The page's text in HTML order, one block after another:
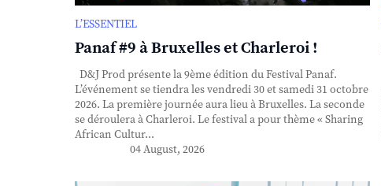
L’ESSENTIEL
Panaf #9 à Bruxelles et Charleroi !
D&J Prod présente la 9ème édition du Festival Panaf.
L’événement se tiendra les vendredi 30 et samedi 31 octobre
2026. La première journée aura lieu à Bruxelles. La seconde
se déroulera à Charleroi. Le festival a pour thème « Sharing
African Cultur...
04 August, 2026